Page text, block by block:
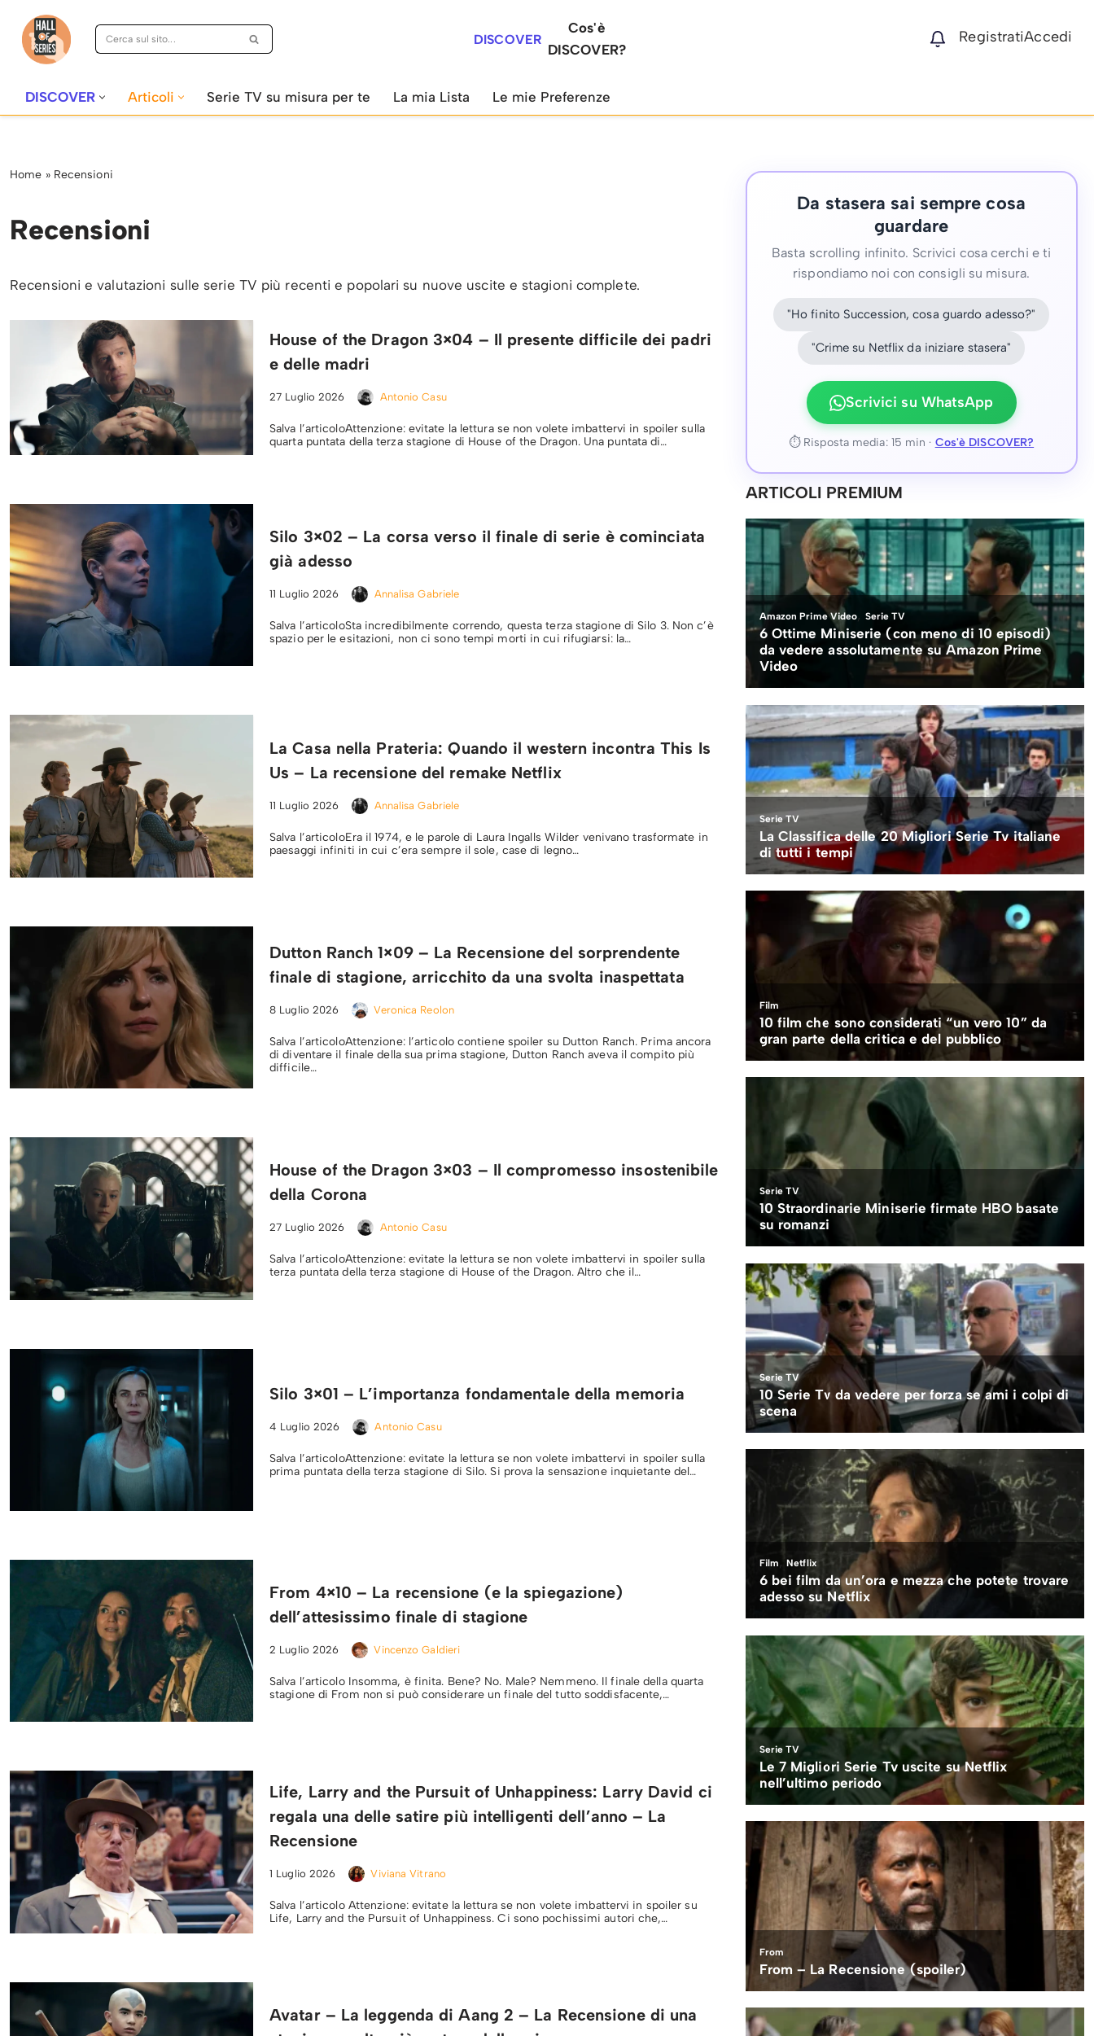
Vai
DISCOVER
Cos'è
DISCOVER?
RegistratiAccedi
DISCOVER Articoli Serie TV su misura per te La mia Lista Le mie Preferenze
Home » Recensioni
Recensioni
Recensioni e valutazioni sulle serie TV più recenti e popolari su nuove uscite e stagioni complete.
House of the Dragon 3×04 – Il presente difficile dei padri
e delle madri
27 Luglio 2026 Antonio Casu
Salva l’articoloAttenzione: evitate la lettura se non volete imbattervi in spoiler sulla
quarta puntata della terza stagione di House of the Dragon. Una puntata di…
Silo 3×02 – La corsa verso il finale di serie è cominciata
già adesso
11 Luglio 2026 Annalisa Gabriele
Salva l’articoloSta incredibilmente correndo, questa terza stagione di Silo 3. Non c’è
spazio per le esitazioni, non ci sono tempi morti in cui rifugiarsi: la…
La Casa nella Prateria: Quando il western incontra This Is
Us – La recensione del remake Netflix
11 Luglio 2026 Annalisa Gabriele
Salva l’articoloEra il 1974, e le parole di Laura Ingalls Wilder venivano trasformate in
paesaggi infiniti in cui c’era sempre il sole, case di legno…
Dutton Ranch 1×09 – La Recensione del sorprendente
finale di stagione, arricchito da una svolta inaspettata
8 Luglio 2026 Veronica Reolon
Salva l’articoloAttenzione: l’articolo contiene spoiler su Dutton Ranch. Prima ancora
di diventare il finale della sua prima stagione, Dutton Ranch aveva il compito più
difficile…
House of the Dragon 3×03 – Il compromesso insostenibile
della Corona
27 Luglio 2026 Antonio Casu
Salva l’articoloAttenzione: evitate la lettura se non volete imbattervi in spoiler sulla
terza puntata della terza stagione di House of the Dragon. Altro che il…
Silo 3×01 – L’importanza fondamentale della memoria
4 Luglio 2026 Antonio Casu
Salva l’articoloAttenzione: evitate la lettura se non volete imbattervi in spoiler sulla
prima puntata della terza stagione di Silo. Si prova la sensazione inquietante del…
From 4×10 – La recensione (e la spiegazione)
dell’attesissimo finale di stagione
2 Luglio 2026 Vincenzo Galdieri
Salva l’articolo Insomma, è finita. Bene? No. Male? Nemmeno. Il finale della quarta
stagione di From non si può considerare un finale del tutto soddisfacente,…
Life, Larry and the Pursuit of Unhappiness: Larry David ci
regala una delle satire più intelligenti dell’anno – La
Recensione
1 Luglio 2026 Viviana Vitrano
Salva l’articolo Attenzione: evitate la lettura se non volete imbattervi in spoiler su
Life, Larry and the Pursuit of Unhappiness. Ci sono pochissimi autori che,…
Avatar – La leggenda di Aang 2 – La Recensione di una
Da stasera sai sempre cosa
guardare
Basta scrolling infinito. Scrivici cosa cerchi e ti
rispondiamo noi con consigli su misura.
"Ho finito Succession, cosa guardo adesso?"
"Crime su Netflix da iniziare stasera"
Scrivici su WhatsApp
⏱ Risposta media: 15 min · Cos'è DISCOVER?
ARTICOLI PREMIUM